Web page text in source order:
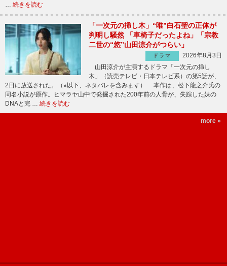
続きを読む
「一次元の挿し木」“唯”白石聖の正体が
判明し騒然 「車椅子だったよね」「宗教
二世の“悠”山田涼介がつらい」
ドラマ
2026年8月3日
山田涼介が主演するドラマ「一次元の挿し
木」（読売テレビ・日本テレビ系）の第5話が、
2日に放送された。（※以下、ネタバレを含みます） 本作は、松下龍之介氏の
同名小説が原作。ヒマラヤ山中で発掘された200年前の人骨が、失踪した妹の
DNAと完 … 続きを読む
more »